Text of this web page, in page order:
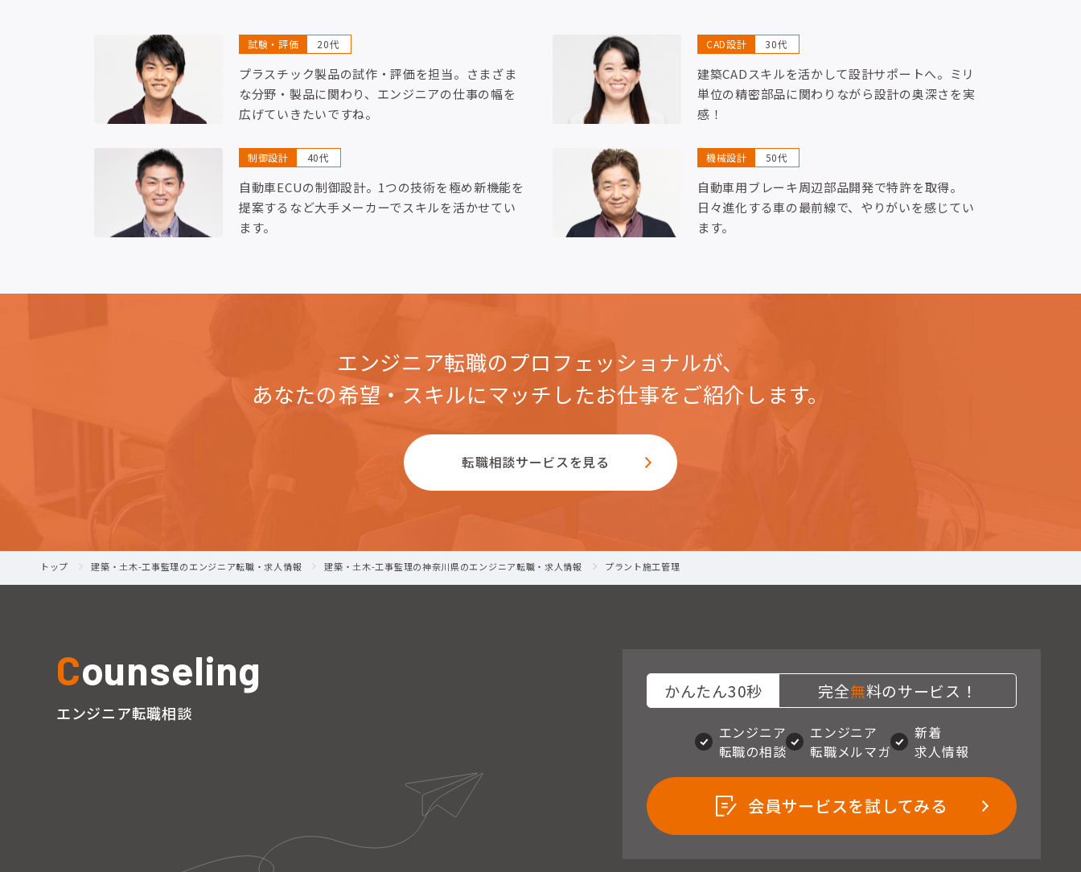
試験・評価 20代
プラスチック製品の試作・評価を担当。さまざま
な分野・製品に関わり、エンジニアの仕事の幅を
広げていきたいですね。
CAD設計 30代
建築CADスキルを活かして設計サポートへ。ミリ
単位の精密部品に関わりながら設計の奥深さを実
感！
制御設計 40代
自動車ECUの制御設計。1つの技術を極め新機能を
提案するなど大手メーカーでスキルを活かせてい
ます。
機械設計 50代
自動車用ブレーキ周辺部品開発で特許を取得。
日々進化する車の最前線で、やりがいを感じてい
ます。
エンジニア転職のプロフェッショナルが、
あなたの希望・スキルにマッチしたお仕事をご紹介します。
転職相談サービスを見る
トップ 建築・土木-工事監理のエンジニア転職・求人情報 建築・土木-工事監理の神奈川県のエンジニア転職・求人情報 プラント施工管理
Counseling
エンジニア転職相談
かんたん30秒 完全無料のサービス！
エンジニア
転職の相談
エンジニア
転職メルマガ
新着
求人情報
会員サービスを試してみる